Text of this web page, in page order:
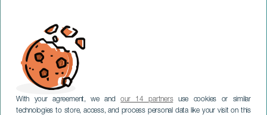
With your agreement, we andour 14 partnersuse cookies or similar
technologies to store, access, and process personal data like your visit on this